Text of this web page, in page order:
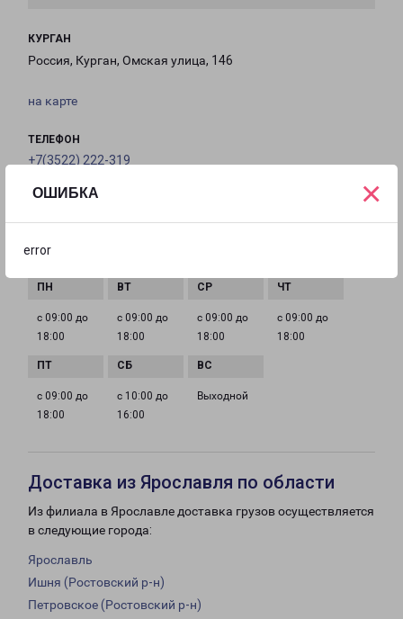
ОШИБКА
error
×
КУРГАН
Россия, Курган, Омская улица, 146
на карте
ТЕЛЕФОН
+7(3522) 222-319
EMAIL
kurgan@pecom.ru
ГРАФИК РАБОТЫ
с 09:00 до
18:00
с 09:00 до
18:00
с 09:00 до
18:00
с 09:00 до
18:00
с 09:00 до
18:00
с 10:00 до
16:00
Выходной
Доставка из Ярославля по области
Из филиала в Ярославле доставка грузов осуществляется
в следующие города:
Ярославль
Ишня (Ростовский р-н)
Петровское (Ростовский р-н)